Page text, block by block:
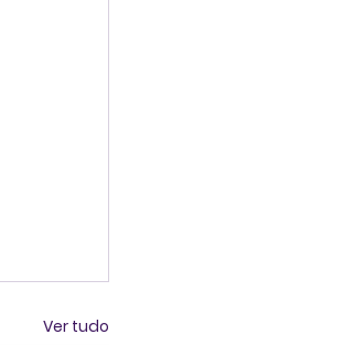
Ver tudo